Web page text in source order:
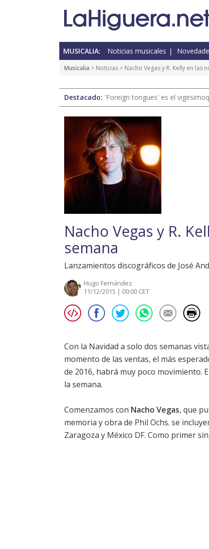
MUSICALIA: Noticias musicales
Musicalia > Noticias > Nacho Vegas y R. Kelly en las
Destacado: 'Foreign tongues' es el
Nacho Vegas y R.
semana
Lanzamientos discográficos de José
Hugo Fernández
11/12/2015 | 00:00 CET
Con la Navidad a solo dos semanas
momento de las ventas, el más
de 2016, habrá muy poco movimiento.
la semana.
Comenzamos con Nacho Vegas, que
memoria y obra de Phil Ochs. se
Zaragoza y México DF. Como primer